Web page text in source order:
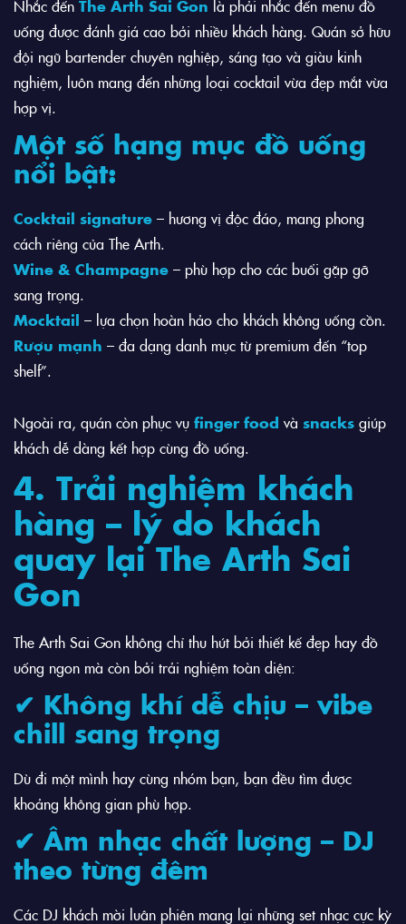
Nhắc đến The Arth Sai Gon là phải nhắc đến menu đồ
uống được đánh giá cao bởi nhiều khách hàng. Quán sở hữu
đội ngũ bartender chuyên nghiệp, sáng tạo và giàu kinh
nghiệm, luôn mang đến những loại cocktail vừa đẹp mắt vừa
hợp vị.
Một số hạng mục đồ uống
nổi bật:
Cocktail signature – hương vị độc đáo, mang phong
cách riêng của The Arth.
Wine & Champagne – phù hợp cho các buổi gặp gỡ
sang trọng.
Mocktail – lựa chọn hoàn hảo cho khách không uống cồn.
Rượu mạnh – đa dạng danh mục từ premium đến “top
shelf”.
Ngoài ra, quán còn phục vụ finger food và snacks giúp
khách dễ dàng kết hợp cùng đồ uống.
4. Trải nghiệm khách
hàng – lý do khách
quay lại The Arth Sai
Gon
The Arth Sai Gon không chỉ thu hút bởi thiết kế đẹp hay đồ
uống ngon mà còn bởi trải nghiệm toàn diện:
✔ Không khí dễ chịu – vibe
chill sang trọng
Dù đi một mình hay cùng nhóm bạn, bạn đều tìm được
khoảng không gian phù hợp.
✔ Âm nhạc chất lượng – DJ
theo từng đêm
Các DJ khách mời luân phiên mang lại những set nhạc cực kỳ